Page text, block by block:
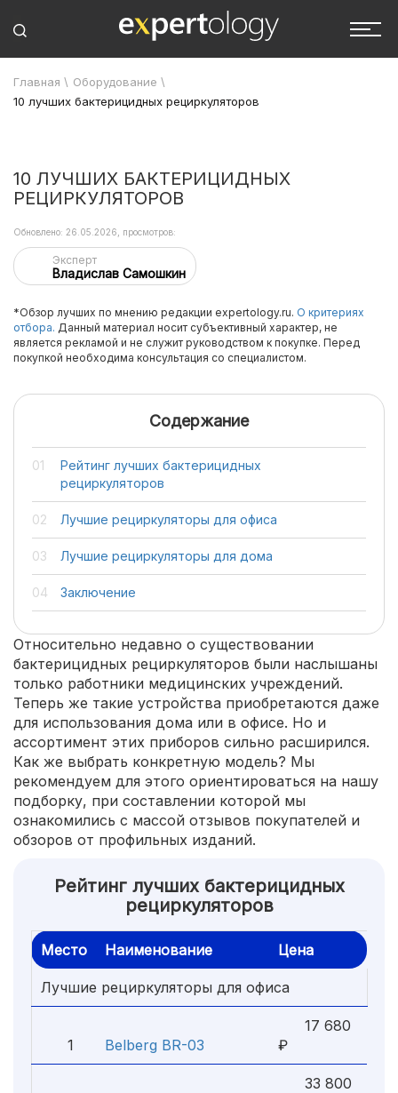
Главная \ Оборудование \
10 лучших бактерицидных рециркуляторов
10 ЛУЧШИХ БАКТЕРИЦИДНЫХ
РЕЦИРКУЛЯТОРОВ
Эксперт
Владислав Самошкин
Обновлено: 26.05.2026, просмотров:
*Обзор лучших по мнению редакции expertology.ru. О критериях
отбора. Данный материал носит субъективный характер, не
является рекламой и не служит руководством к покупке. Перед
покупкой необходима консультация со специалистом.
Содержание
Рейтинг лучших бактерицидных
рециркуляторов
Лучшие рециркуляторы для офиса
Лучшие рециркуляторы для дома
Заключение
Относительно недавно о существовании
бактерицидных рециркуляторов были наслышаны
только работники медицинских учреждений.
Теперь же такие устройства приобретаются даже
для использования дома или в офисе. Но и
ассортимент этих приборов сильно расширился.
Как же выбрать конкретную модель? Мы
рекомендуем для этого ориентироваться на нашу
подборку, при составлении которой мы
ознакомились с массой отзывов покупателей и
обзоров от профильных изданий.
Рейтинг лучших бактерицидных
рециркуляторов
Место Наименование Цена
Лучшие рециркуляторы для офиса
1 Belberg BR-03
17 680
₽
33 800